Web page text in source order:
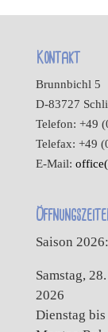
Kontakt
Brunnbichl 5
D-83727
Telefon: +49
Telefax: +49
E-Mail:
Saison 2026:
Samstag,
2026
Dienstag